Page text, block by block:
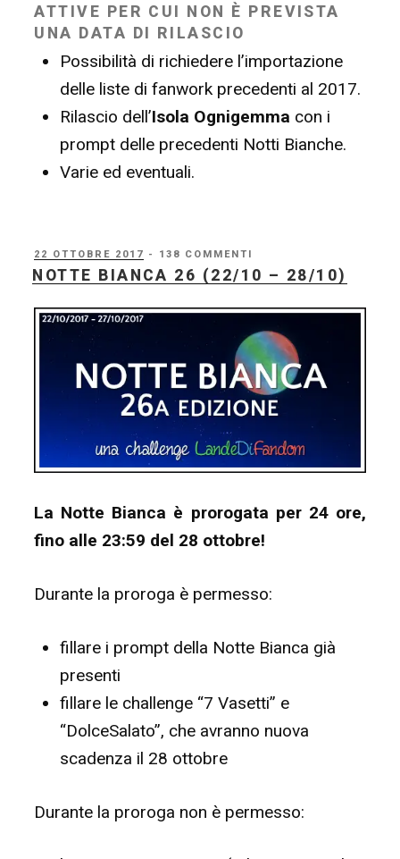
ATTIVE PER CUI NON È PREVISTA
UNA DATA DI RILASCIO
Possibilità di richiedere l’importazione
delle liste di fanwork precedenti al 2017.
Rilascio dell’Isola Ognigemma con i
prompt delle precedenti Notti Bianche.
Varie ed eventuali.
PUBBLICATO
IL
22 OTTOBRE 2017 - 138 COMMENTI
NOTTE BIANCA 26 (22/10 – 28/10)
La Notte Bianca è prorogata per 24 ore,
fino alle 23:59 del 28 ottobre!
Durante la proroga è permesso:
fillare i prompt della Notte Bianca già
presenti
fillare le challenge “7 Vasetti” e
“DolceSalato”, che avranno nuova
scadenza il 28 ottobre
Durante la proroga non è permesso: